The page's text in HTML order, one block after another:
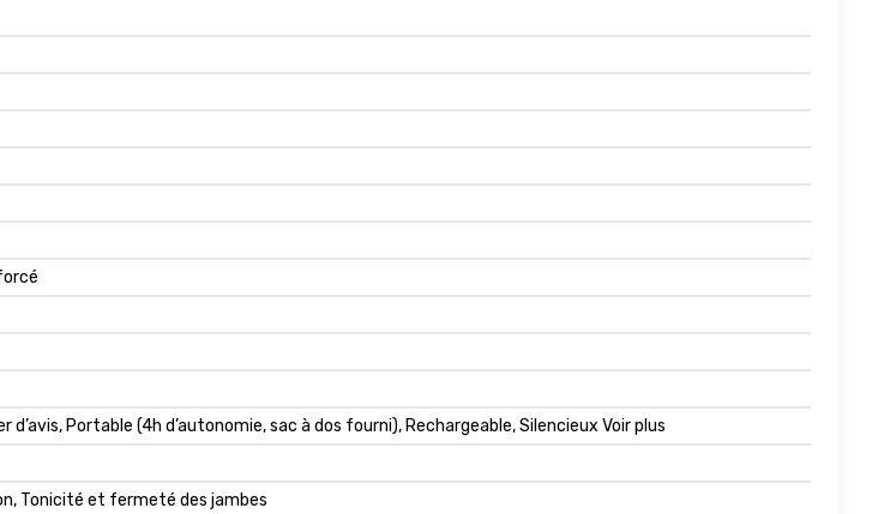
d’avis, Portable (4h d’autonomie, sac à dos fourni), Rechargeable, Silencieux Voir plus
Tonicité et fermeté des jambes